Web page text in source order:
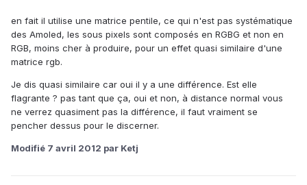
en fait il utilise une matrice pentile, ce qui n'est pas systématique
des Amoled, les sous pixels sont composés en RGBG et non en
RGB, moins cher à produire, pour un effet quasi similaire d'une
matrice rgb.
Je dis quasi similaire car oui il y a une différence. Est elle
flagrante ? pas tant que ça, oui et non, à distance normal vous
ne verrez quasiment pas la différence, il faut vraiment se
pencher dessus pour le discerner.
Modifié 7 avril 2012 par Ketj